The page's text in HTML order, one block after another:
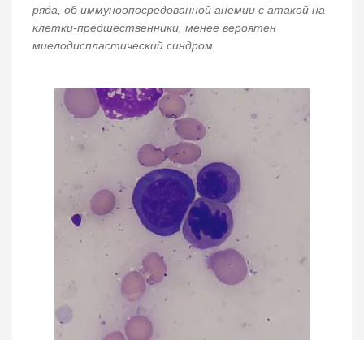
ряда, об иммуноопосредованной анемии с атакой на
клетки-предшественники, менее вероятен
миелодиспластический синдром.